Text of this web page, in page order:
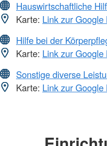
Hauswirtschaftliche
Karte: Link zur
Hilfe bei der
Karte: Link zur
Sonstige diverse
Karte: Link zur